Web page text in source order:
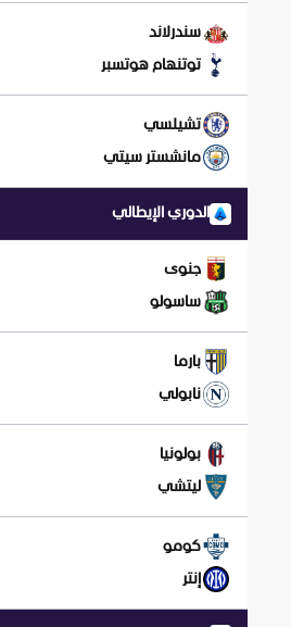
سندرلاند
توتنهام هوتسبر
تشيلسي
مانشستر سيتي
الدوري الإيطالي
جنوى
ساسولو
بارما
نابولي
بولونيا
ليتشي
كومو
إنتر